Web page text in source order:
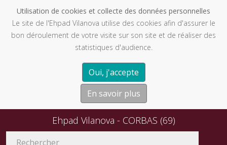
Utilisation de cookies et collecte des données personnelles
Le site de l'Ehpad Vilanova utilise des cookies afin d'assurer le
bon déroulement de votre visite sur son site et de réaliser des
statistiques d'audience.
Oui, j'accepte
En savoir plus
Ehpad Vilanova - CORBAS (69)